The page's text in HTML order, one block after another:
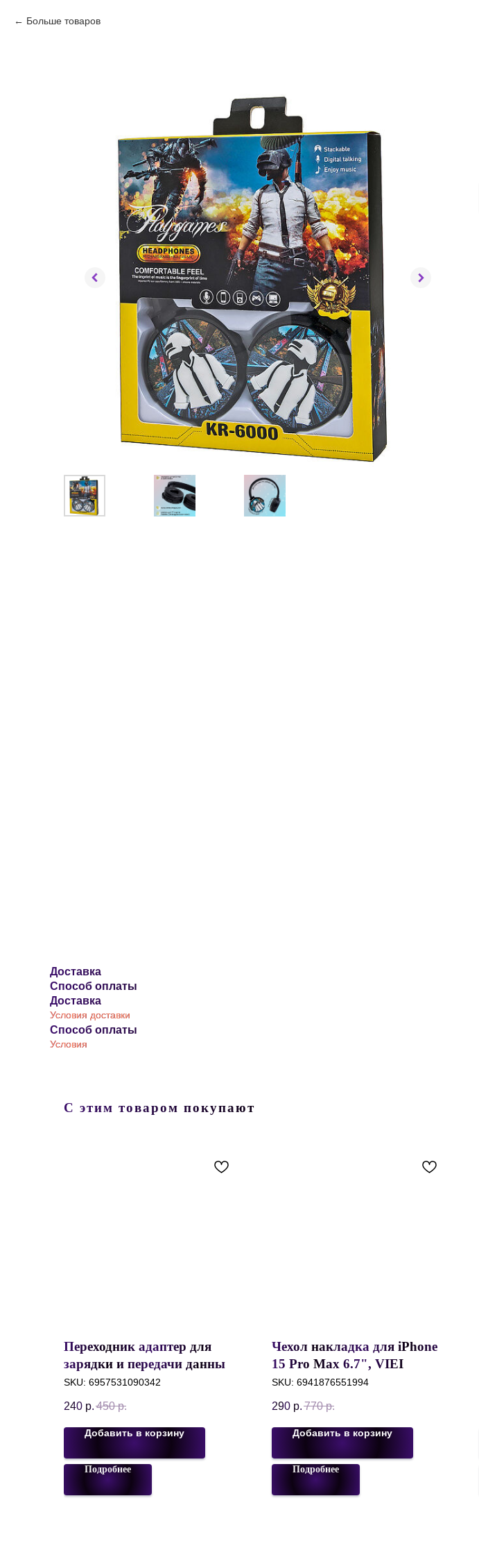
Больше товаров
Доставка
Способ оплаты
Доставка
Условия доставки
Способ оплаты
Условия
С этим товаром покупают
Переходник адаптер для
зарядки и передачи данных
Borofone BV5, Lightning (M)
to micro USB (F),
Серебристый
SKU: 6957531090342
240 р. 450 р.
Добавить в корзину
Подробнее
Чехол накладка для iPhone
15 Pro Max 6.7", VIEI
AirSkin, 1 мм, Матовый,
Серый
SKU: 6941876551994
290 р. 770 р.
Добавить в корзину
Подробнее